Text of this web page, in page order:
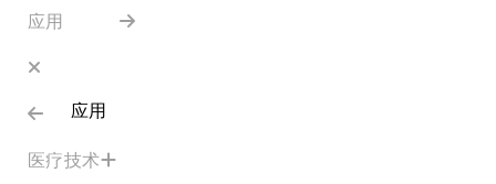
应用
应用
医疗技术